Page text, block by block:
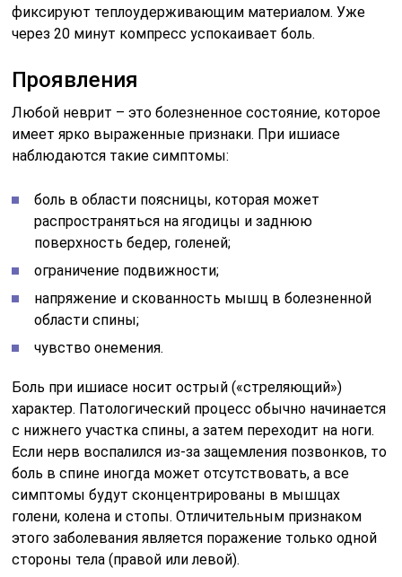
фиксируют теплоудерживающим материалом. Уже
через 20 минут компресс успокаивает боль.
Проявления
Любой неврит – это болезненное состояние, которое
имеет ярко выраженные признаки. При ишиасе
наблюдаются такие симптомы:
боль в области поясницы, которая может
распространяться на ягодицы и заднюю
поверхность бедер, голеней;
ограничение подвижности;
напряжение и скованность мышц в болезненной
области спины;
чувство онемения.
Боль при ишиасе носит острый («стреляющий»)
характер. Патологический процесс обычно начинается
с нижнего участка спины, а затем переходит на ноги.
Если нерв воспалился из-за защемления позвонков, то
боль в спине иногда может отсутствовать, а все
симптомы будут сконцентрированы в мышцах
голени, колена и стопы. Отличительным признаком
этого заболевания является поражение только одной
стороны тела (правой или левой).